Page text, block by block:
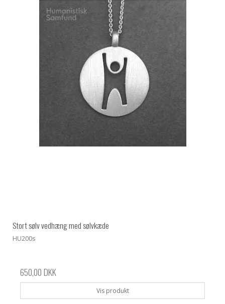
Stort sølv vedhæng med sølvkæde
HU200s
650,00 DKK
Vis produkt